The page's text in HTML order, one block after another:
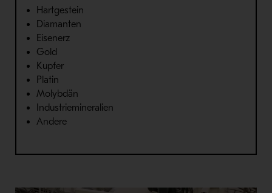
Hartgestein
Diamanten
Eisenerz
Gold
Kupfer
Platin
Molybdän
Industriemineral ien
Andere